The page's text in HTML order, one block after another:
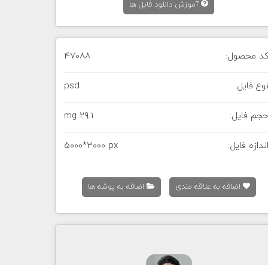
آموزش دانلود فایل ها
کد محصول: 47088
نوع فایل: psd
حجم فایل: 29.1 mg
اندازه فایل: 5000*3000 px
اضافه به علاقه مندی اضافه به پوشه ها